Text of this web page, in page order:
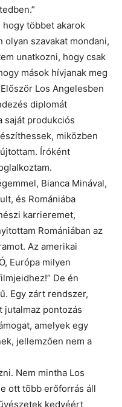
többet akarok
olyan szavakat mondani,
unatkozni, hogy csak
mások hívjanak meg
Los Angelesben
diplomát
saját produkciós
miközben
Íróként
Bianca Minával,
és Romániába
karrieremet,
Romániában az
Az amerikai
Európa milyen
De én
Egy zárt rendszer,
jutalmaz pontozás
amelyek egy
jellemzően nem a
Nem mintha Los
ott több erőforrás áll
kedvéért